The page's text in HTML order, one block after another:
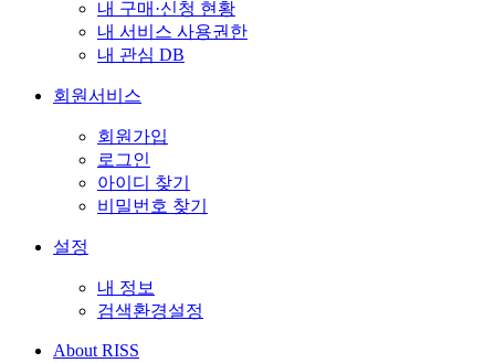
내 구매·신청 현황
내 서비스 사용권한
내 관심 DB
회원서비스
회원가입
로그인
아이디 찾기
비밀번호 찾기
설정
내 정보
검색환경설정
About RISS